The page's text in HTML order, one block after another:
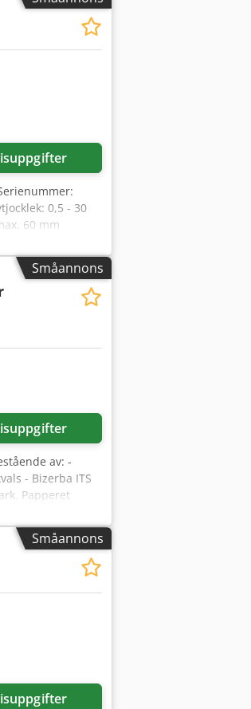
0,5 - 30
60 mm
kg
Småannons
av: -
- Bizerba ITS
Papperet
utstrykvalsen.
kant i kant på
till
Småannons